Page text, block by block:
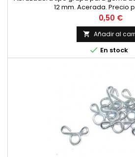
12 mm. Acerada. Precio
Precio
0,50 €
 Añadir al
 En stock